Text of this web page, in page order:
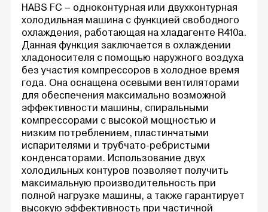
HABS FC – одноконтурная или двухконтурная
холодильная машина с функцией свободного
охлаждения, работающая на хладагенте R410a.
Данная функция заключается в охлаждении
хладоносителя с помощью наружного воздуха
без участия компрессоров в холодное время
года. Она оснащена осевыми вентиляторами
для обеспечения максимально возможной
эффективности машины, спиральными
компрессорами с высокой мощностью и
низким потреблением, пластинчатыми
испарителями и трубчато-ребристыми
конденсаторами. Использование двух
холодильных контуров позволяет получить
максимальную производительность при
полной нагрузке машины, а также гарантирует
высокую эффективность при частичной